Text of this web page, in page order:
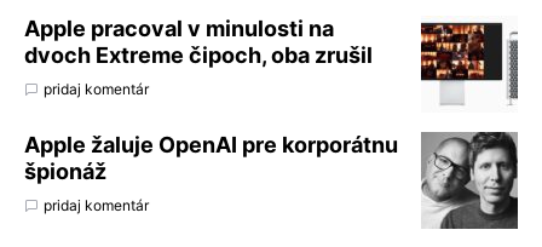
Apple pracoval v minulosti na
dvoch Extreme čipoch, oba zrušil
pridaj komentár
Apple žaluje OpenAI pre korporátnu
špionáž
pridaj komentár